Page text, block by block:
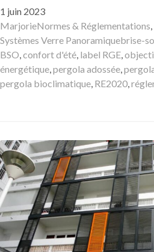
Publié
le
1 juin 2023
Auteur
MarjorieCatégories
Normes & Réglementations,
Systèmes Verre PanoramiqueMots-
clés
brise-
BSO,confort d'été, label RGE,
énergétique,pergola adossée,
pergola bioclimatique, RE2020,